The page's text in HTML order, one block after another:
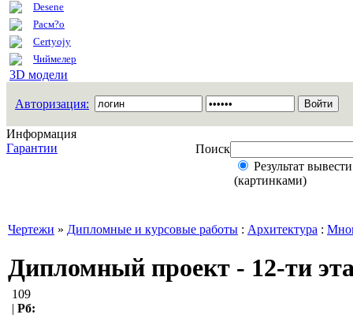
Desene
Расм?о
Certyojy
Чиймелер
3D модели
Авторизация:
Информация
Гарантии
Поиск
Результат
(картинками)
Чертежи » Дипломные и курсовые работы : Архитектура :
Дипломный проект - 12-ти
109
| Рб: